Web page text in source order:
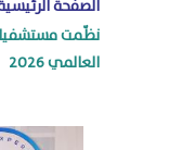
الصفحة
نظّمت
العالمي 2026